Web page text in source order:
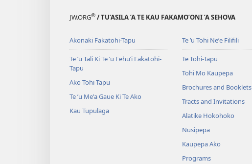
JW.ORG® / TU’ASILA ’A TE KAU FAKAMO’ONI ’A SEHOVA
Akonaki Fakatohi-Tapu
Te ʼu Tali Ki Te ’u Fehu’i Fakatohi-
Tapu
Ako Tohi-Tapu
Te ʼu Meʼa Gaue Ki Te Ako
Kau Tupulaga
Te ʼu Tohi Neʼe Filifili
Te Tohi-Tapu
Tohi Mo Kaupepa
Brochures and Booklets
Tracts and Invitations
Alatike Hokohoko
Nusipepa
Kaupepa Ako
Programs